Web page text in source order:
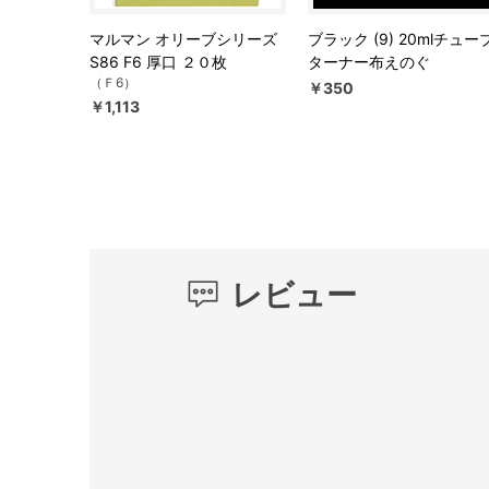
マルマン オリーブシリーズ
S86 F6 厚口 ２０枚
（Ｆ6）
￥1,113
ブラック (9) 20mlチュー
ターナー布えのぐ
￥350
レビュー